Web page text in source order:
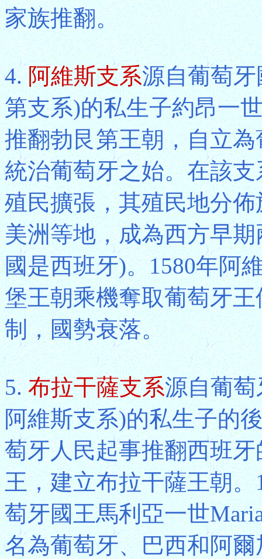
家族推翻。
4.阿維斯支系源自葡萄牙
第支系)的私生子約昂一
推翻勃艮第王朝，自立
統治葡萄牙之始。在該
殖民擴張，其殖民地分
美洲等地，成為西方早
國是西班牙)。1580年阿
堡王朝乘機奪取葡萄牙
制，國勢衰落。
5.布拉干薩支系源自葡萄
阿維斯支系)的私生子的
萄牙人民起事推翻西班
王，建立布拉干薩王朝
萄牙國王馬利亞一世
名為葡萄牙、巴西和阿爾